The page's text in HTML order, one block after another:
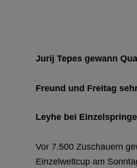
Jurij Tepes gewann
Freund und Freitag
Leyhe bei
Vor 7.500 Zuschauern
Einzelweltcup am